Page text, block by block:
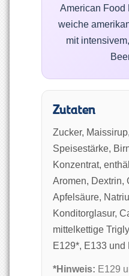
American Food
weiche
mit
Zutaten
Zucker,
Speisestärke,
Konzentrat,
Aromen, Dextrin,
Apfelsäure,
Konditorglasur,
mittelkettige
E129*, E133 und
*Hinweis: E129